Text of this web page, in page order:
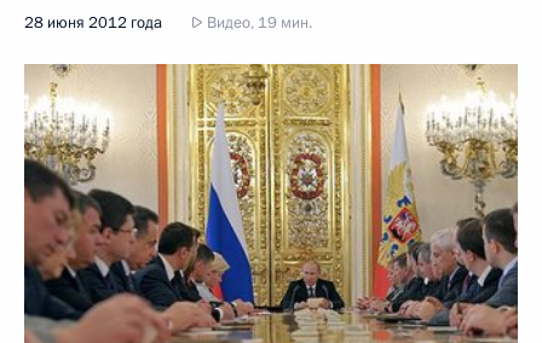
28 июня 2012 года Видео, 19 мин.